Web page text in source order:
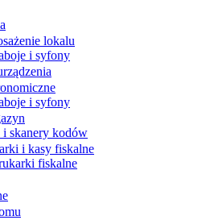
lokalu
i syfony
i syfony
skanery kodów
i kasy fiskalne
fiskalne